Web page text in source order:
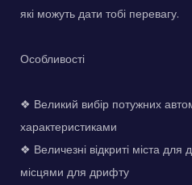
які можуть дати тобі перевагу.
Особливості
❖ Великий вибір потужних
характеристиками
❖ Величезні відкриті міста
місцями для дрифту